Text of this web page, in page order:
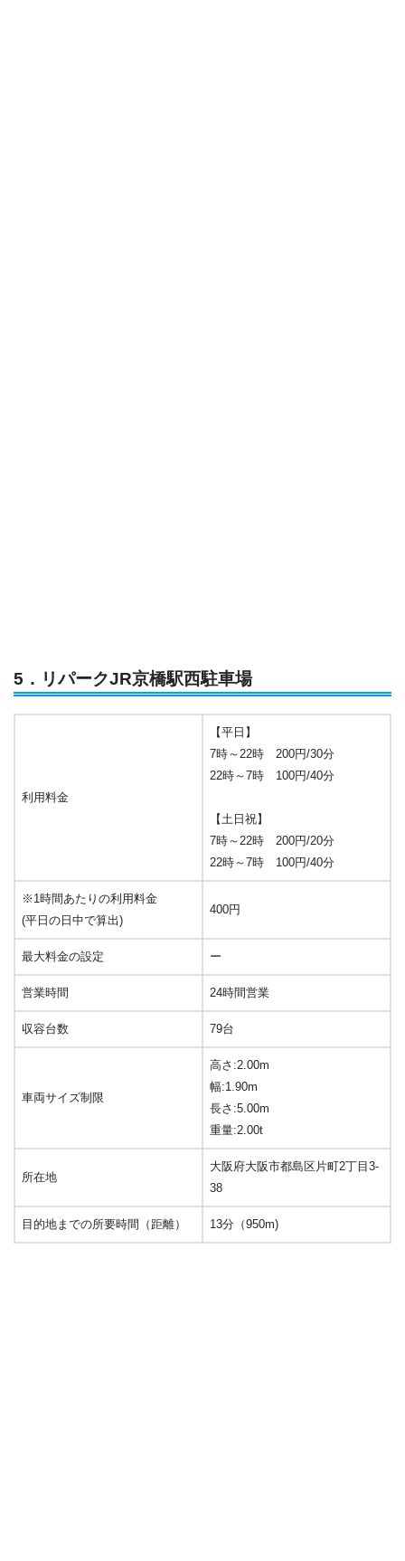
5．リパークJR京橋駅西駐車場
利用料金
【平日】
7時～22時 200円/30分
22時～7時 100円/40分
【土日祝】
7時～22時 200円/20分
22時～7時 100円/40分
※1時間あたりの利用料金
(平日の日中で算出)
400円
最大料金の設定 ー
営業時間 24時間営業
収容台数 79台
車両サイズ制限
高さ:2.00m
幅:1.90m
長さ:5.00m
重量:2.00t
所在地
大阪府大阪市都島区片町2丁目3-
38
目的地までの所要時間（距離） 13分（950m)